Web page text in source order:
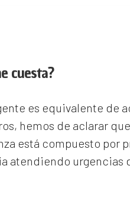
cuesta?
es equivalente de
hemos de aclarar
está compuesto por
urgencias